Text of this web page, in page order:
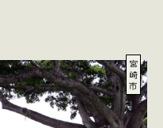
宮
崎
市